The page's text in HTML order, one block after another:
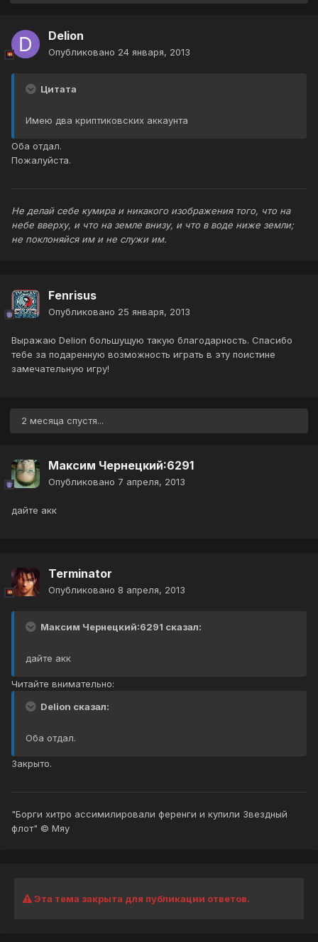
Delion
Опубликовано 24 января, 2013
Цитата
Имею два криптиковских аккаунта
Оба отдал.
Пожалуйста.
Не делай себе кумира и никакого изображения того, что на
небе вверху, и что на земле внизу, и что в воде ниже земли;
не поклоняйся им и не служи им.
Fenrisus
Опубликовано 25 января, 2013
Выражаю Delion большущую такую благодарность. Спасибо
тебе за подаренную возможность играть в эту поистине
замечательную игру!
2 месяца спустя...
Максим Чернецкий:6291
Опубликовано 7 апреля, 2013
дайте акк
Terminator
Опубликовано 8 апреля, 2013
Максим Чернецкий:6291 сказал:
дайте акк
Читайте внимательно:
Delion сказал:
Оба отдал.
Закрыто.
"Борги хитро ассимилировали ференги и купили Звездный
флот" © Мяу
Эта тема закрыта для публикации ответов.